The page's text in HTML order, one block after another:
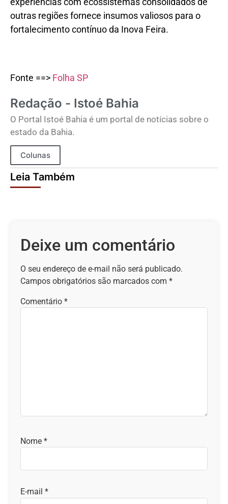
outras regiões fornece insumos valiosos para o
fortalecimento contínuo da Inova Feira.
Fonte ==> Folha SP
Redação - Istoé Bahia
O Portal Istoé Bahia é um portal de notícias sobre o
estado da Bahia.
Colunas
Leia Também
Deixe um comentário
O seu endereço de e-mail não será publicado.
Campos obrigatórios são marcados com *
Comentário *
Nome *
E-mail *